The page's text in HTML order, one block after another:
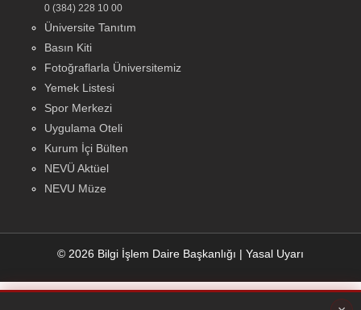
0 (384) 228 10 00
Üniversite Tanıtım
Basın Kiti
Fotoğraflarla Üniversitemiz
Yemek Listesi
Spor Merkezi
Uygulama Oteli
Kurum İçi Bülten
NEVÜ Aktüel
NEVU Müze
© 2026 Bilgi İşlem Daire Başkanlığı | Yasal Uyarı